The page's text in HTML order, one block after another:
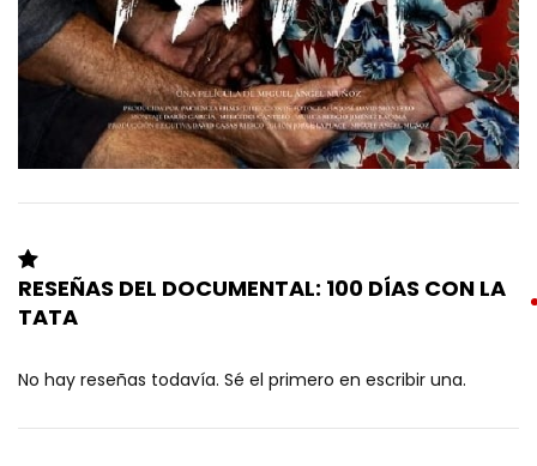
RESEÑAS DEL DOCUMENTAL: 100 DÍAS CON LA
TATA
No hay reseñas todavía. Sé el primero en escribir una.